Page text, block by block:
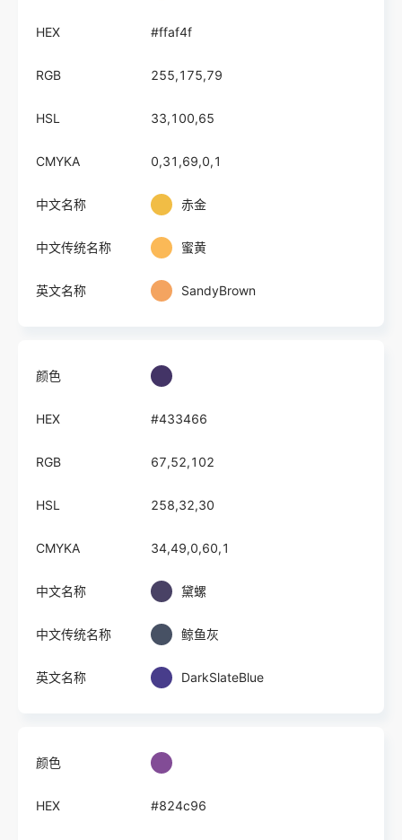
HEX #ffaf4f
RGB 255,175,79
HSL 33,100,65
CMYKA 0,31,69,0,1
中文名称 赤金
中文传统名称 蜜黄
英文名称 SandyBrown
颜色
HEX #433466
RGB 67,52,102
HSL 258,32,30
CMYKA 34,49,0,60,1
中文名称 黛螺
中文传统名称 鲸鱼灰
英文名称 DarkSlateBlue
颜色
HEX #824c96